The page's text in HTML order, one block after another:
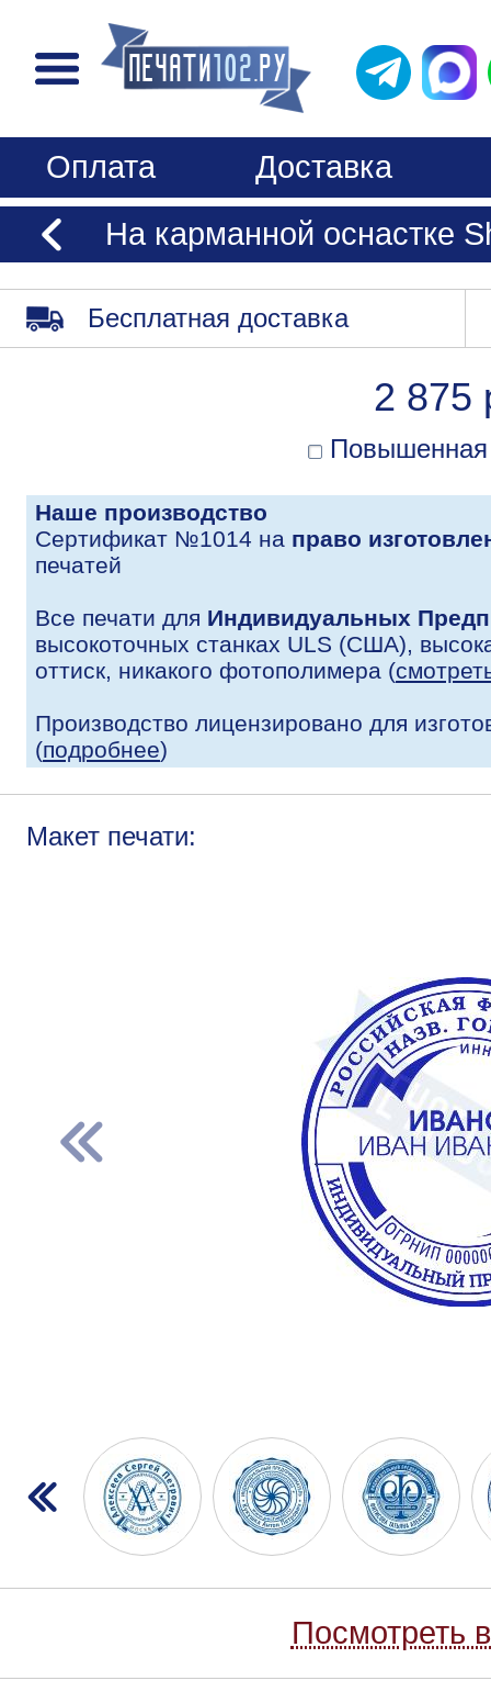
Оплата
Доставка
На карманной оснастке
Бесплатная доставка
2 875
Повышенная
Наше производство
Сертификат №1014 на право
печатей
Все печати для Индивидуальных
высокоточных станках ULS (США),
оттиск, никакого фотополимера (
Производство лицензировано для
(подробнее)
Макет печати:
Посмотреть